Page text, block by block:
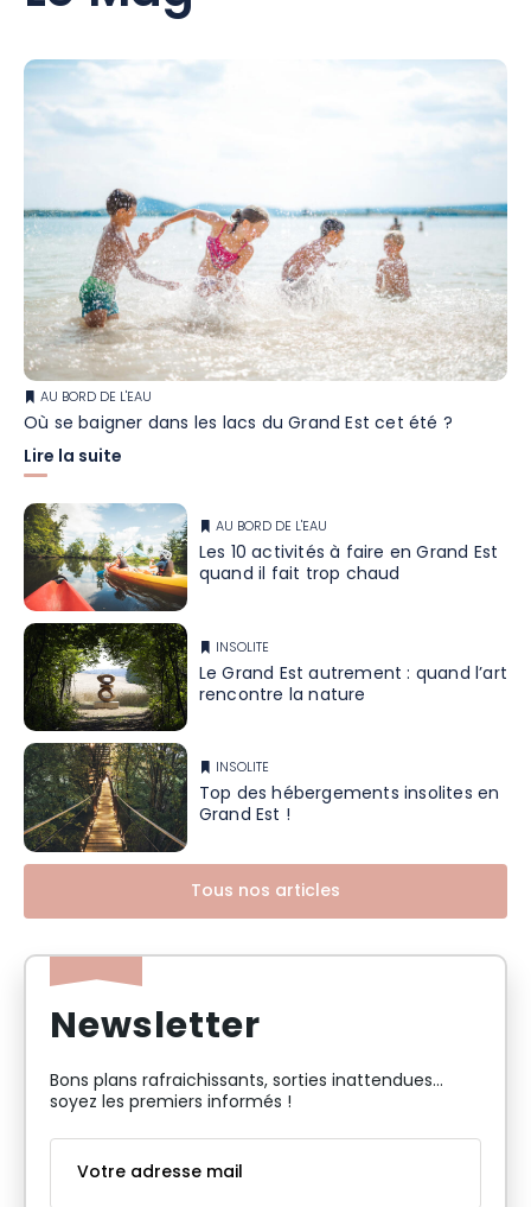
AU BORD DE L'EAU
Où se baigner dans les lacs du Grand Est cet été ?
Lire la suite
AU BORD DE L'EAU
Les 10 activités à faire en Grand Est
quand il fait trop chaud
INSOLITE
Le Grand Est autrement : quand l’art
rencontre la nature
INSOLITE
Top des hébergements insolites en
Grand Est !
Tous nos articles
Newsletter
Bons plans rafraichissants, sorties inattendues…
soyez les premiers informés !